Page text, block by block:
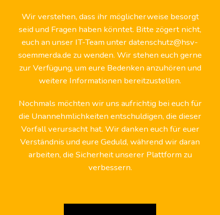
Wir verstehen, dass ihr möglicherweise besorgt
seid und Fragen haben könntet. Bitte zögert nicht,
euch an unser IT-Team unter datenschutz@hsv-
soemmerda.de zu wenden. Wir stehen euch gerne
zur Verfügung, um eure Bedenken anzuhören und
weitere Informationen bereitzustellen.
Nochmals möchten wir uns aufrichtig bei euch für
die Unannehmlichkeiten entschuldigen, die dieser
Vorfall verursacht hat. Wir danken euch für euer
Verständnis und eure Geduld, während wir daran
arbeiten, die Sicherheit unserer Plattform zu
verbessern.